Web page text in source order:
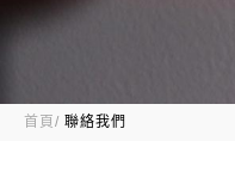
首頁 聯絡我們